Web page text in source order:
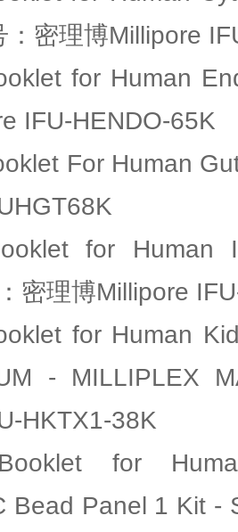
：密理博Millipore
for Human
IFU-HENDO-65K
For Human
for Human
密理博Millipore
for Human
- MILLIPLEX
HKTX1-38K
for
Bead Panel 1 Kit -